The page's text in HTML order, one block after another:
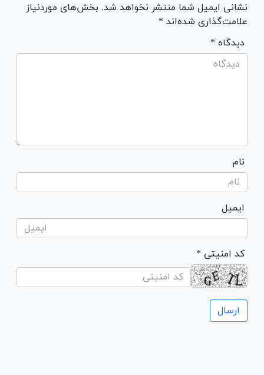
نشانی ایمیل شما منتشر نخواهد شد. بخش‌های موردنیاز
علامت‌گذاری شده‌اند *
* دیدگاه
نام
ایمیل
* کد امنیتی